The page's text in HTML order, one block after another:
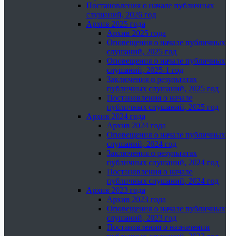
Постановления о начале публичных
слушаний, 2026 год
Архив 2025 года
Архив 2025 года
Оповещения о начале публичных
слушаний, 2025 год
Оповещения о начале публичных
слушаний, 2025-1 год
Заключения о результатах
публичных слушаний, 2025 год
Постановления о начале
публичных слушаний, 2025 год
Архив 2024 года
Архив 2024 года
Оповещения о начале публичных
слушаний, 2024 год
Заключения о результатах
публичных слушаний, 2024 год
Постановления о начале
публичных слушаний, 2024 год
Архив 2023 года
Архив 2023 года
Оповещения о начале публичных
слушаний, 2023 год
Постановления о назначении